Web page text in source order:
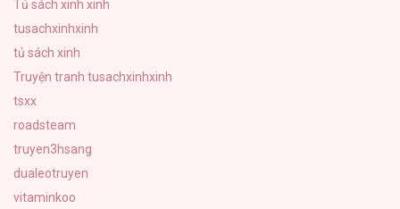
Tủ sách xinh xinh
tusachxinhxinh
tủ sách xinh
Truyện tranh tusachxinhxinh
tsxx
roadsteam
truyen3hsang
dualeotruyen
vitaminkoo